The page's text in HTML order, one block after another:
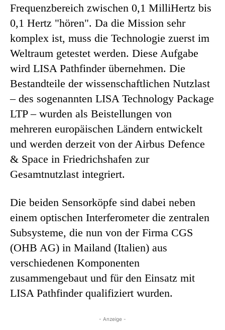
Frequenzbereich zwischen 0,1 MilliHertz bis
0,1 Hertz "hören". Da die Mission sehr
komplex ist, muss die Technologie zuerst im
Weltraum getestet werden. Diese Aufgabe
wird LISA Pathfinder übernehmen. Die
Bestandteile der wissenschaftlichen Nutzlast
– des sogenannten LISA Technology Package
LTP – wurden als Beistellungen von
mehreren europäischen Ländern entwickelt
und werden derzeit von der Airbus Defence
& Space in Friedrichshafen zur
Gesamtnutzlast integriert.
Die beiden Sensorköpfe sind dabei neben
einem optischen Interferometer die zentralen
Subsysteme, die nun von der Firma CGS
(OHB AG) in Mailand (Italien) aus
verschiedenen Komponenten
zusammengebaut und für den Einsatz mit
LISA Pathfinder qualifiziert wurden.
- Anzeige -